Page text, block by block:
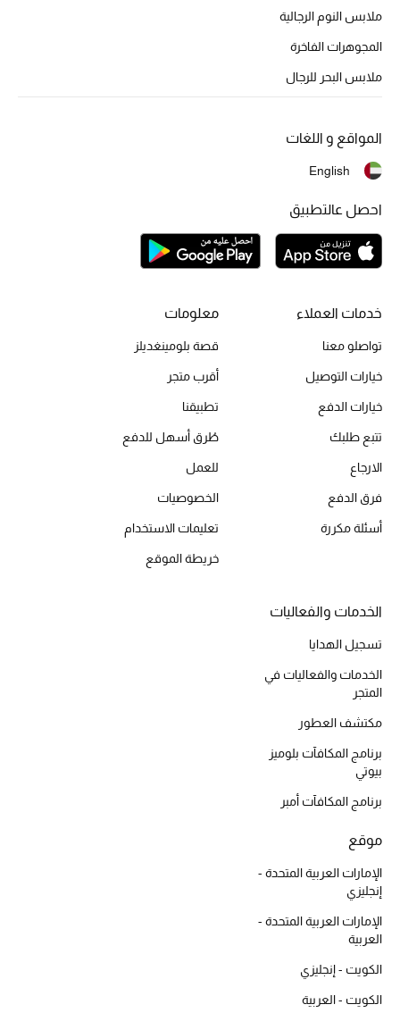
جميع الحقائب النسائية
تسوقوا للنساء
الحقائب
الحقائب النسائية
دليل ملتزمات الحقائب
حقائب الأطفال
أبرز الحقائب
الموسم الجديد
أحذية النسائية
تشكيلة الأحذية
الأحذية الرجالية
أحذية للأطفال
أبرز المصممين
ملابس النوم الرجالية
المجوهرات الفاخرة
ملابس البحر للرجال
خدمات العملاء
تواصلو معنا
خيارات التوصيل
خيارات الدفع
تتبع طلبك
الارجاع
فرق الدفع
أسئلة مكررة
معلومات
قصة بلومينغديلز
أقرب متجر
تطبيقنا
طُرق أسهل للدفع
للعمل
الخصوصيات
تعليمات الاستخدام
خريطة الموقع
الخدمات والفعاليات
تسجيل الهدايا
الخدمات والفعاليات في
المتجر
مكتشف العطور
برنامج المكافآت بلوميز
بيوتي
برنامج المكافآت أمبر
موقع
الإمارات العربية المتحدة -
إنجليزي
الإمارات العربية المتحدة -
العربية
الكويت - إنجليزي
الكويت - العربية
المواقع و اللغات
English
احصل عالتطبيق